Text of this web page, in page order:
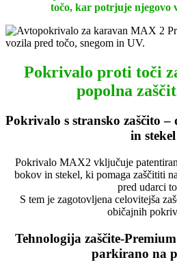
točo, kar potrjuje njegovo
Pokrivalo proti toči
popolna
Pokrivalo s stransko zaščito
in stekel
Pokrivalo MAX2 vključuje
bokov in stekel, ki pomaga zaščititi
pred udarci
S tem je zagotovljena celovitejša
običajnih
Tehnologija zaščite-
parkirano na